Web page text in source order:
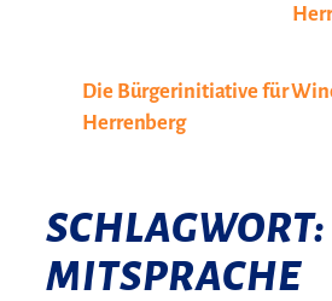
Die Bürgerinitiative für
Herrenberg
SCHLAGWORT:
MITSPRACHE